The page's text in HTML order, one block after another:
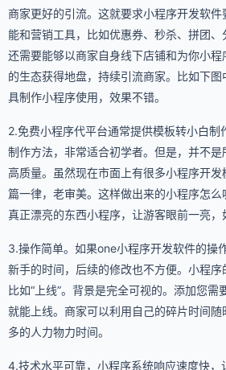
商家更好的引流。这就要求小程序开发软
能和营销工具，比如优惠券、秒杀、拼团、
还需要能够以商家自身线下店铺和为你小
的生态获得地盘，持续引流商家。比如下图
具制作小程序使用，效果不错。
2.免费小程序代平台通常提供模板转小白制
制作方法，非常适合初学者。但是，并不
高质量。虽然现在市面上有很多小程序开
篇一律，老审美。这样做出来的小程序怎
真正漂亮的东西小程序，让游客眼前一亮，
3.操作简单。如果one小程序开发软件的操
新手的时间，后续的修改也不方便。小程序
比如“上线”。背景是完全可视的。添加您需
就能上线。商家可以利用自己的碎片时间
多的人力物力时间。
4.技术水平可靠，小程序系统响应速度快，